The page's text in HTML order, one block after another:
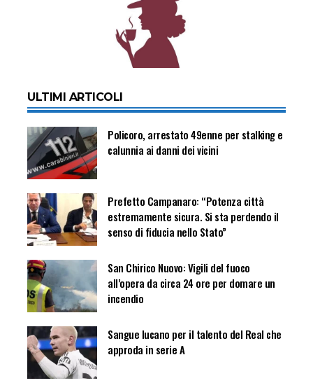
ULTIMI ARTICOLI
Policoro, arrestato 49enne per stalking e
calunnia ai danni dei vicini
Prefetto Campanaro: “Potenza città
estremamente sicura. Si sta perdendo il
senso di fiducia nello Stato”
San Chirico Nuovo: Vigili del fuoco
all’opera da circa 24 ore per domare un
incendio
Sangue lucano per il talento del Real che
approda in serie A